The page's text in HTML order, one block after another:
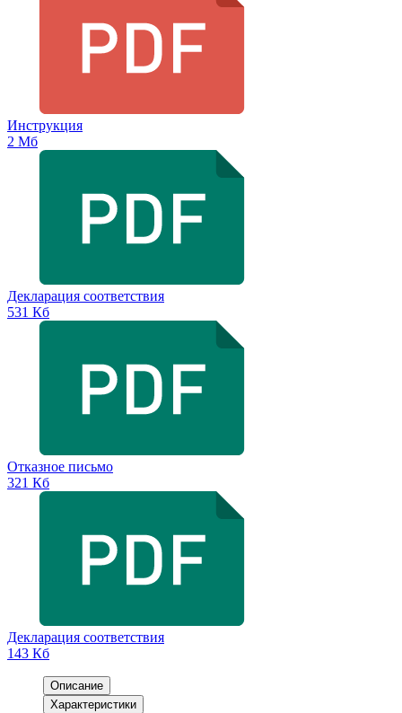
Инструкция
2 Мб
Декларация соответствия
531 Кб
Отказное письмо
321 Кб
Декларация соответствия
143 Кб
Описание
Характеристики